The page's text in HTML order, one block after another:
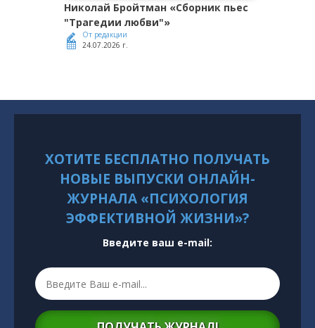
Николай Бройтман «Сборник пьес
"Трагедии любви"»
От редакции
24.07.2026 г.
ХОТИТЕ БЕСПЛАТНО ПОЛУЧАТЬ
НОВЫЕ ВЫПУСКИ ОНЛАЙН-
ЖУРНАЛА «ПСИХОЛОГИЯ
ЭФФЕКТИВНОЙ ЖИЗНИ»?
Введите ваш e-mail: